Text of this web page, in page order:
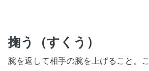
掬う（すくう）
腕を返して相手の腕を上げること。